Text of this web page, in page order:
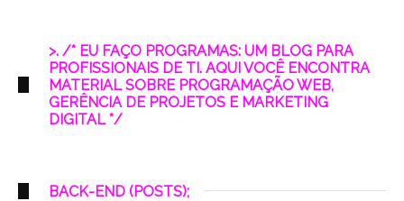
>. /* EU FAÇO PROGRAMAS: UM BLOG PARA
PROFISSIONAIS DE TI. AQUI VOCÊ ENCONTRA
MATERIAL SOBRE PROGRAMAÇÃO WEB,
GERÊNCIA DE PROJETOS E MARKETING
DIGITAL */
BACK-END (POSTS);